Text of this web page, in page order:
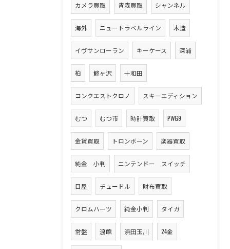
カメラ買取 青森買取 シャンネル
海外 ニュートラベルライン 木造
イヴサンローラン キーケース 深浦
柏 鯵ヶ沢 十和田
コンクエストクロノ スキーエディション
むつ むつ市 時計買取 PWG9
金貨買取 トロンボーン 楽器買取
純金 小判 ニンテンドー スイッチ
目屋 チュードル 財布買取
クロムハーツ 純金小判 タイガ
常盤 浪館 浜田玉川 24金